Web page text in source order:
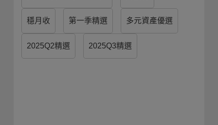
穩月收 第一季精選 多元資產優選
2025Q2精選 2025Q3精選